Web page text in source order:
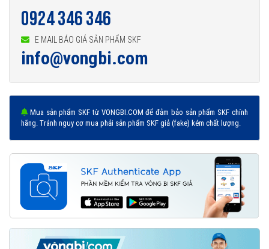
0924 346 346
E MAIL BÁO GIÁ SẢN PHẨM SKF
info@vongbi.com
Mua sản phẩm SKF từ VONGBI.COM để đảm bảo sản phẩm SKF chính
hãng. Tránh nguy cơ mua phải sản phẩm SKF giả (fake) kém chất lượng.